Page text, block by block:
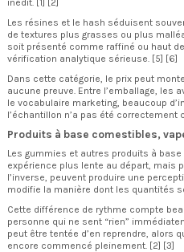
inédit. [1] [2]
Les résines et le hash séduisent
de textures plus grasses ou plus
soit présenté comme raffiné ou haut
vérification analytique sérieuse. [5] [6]
Dans cette catégorie, le prix peut
aucune preuve. Entre l’emballage, les
le vocabulaire marketing, beaucoup
l’échantillon n’a pas été correctement
Produits à base comestibles,
Les gummies et autres produits à
expérience plus lente au départ, mais
l’inverse, peuvent produire une
modifie la manière dont les quantités
Cette différence de rythme compte
personne qui ne sent “rien”
peut être tentée d’en reprendre, alors
encore commencé pleinement. [2] [3]